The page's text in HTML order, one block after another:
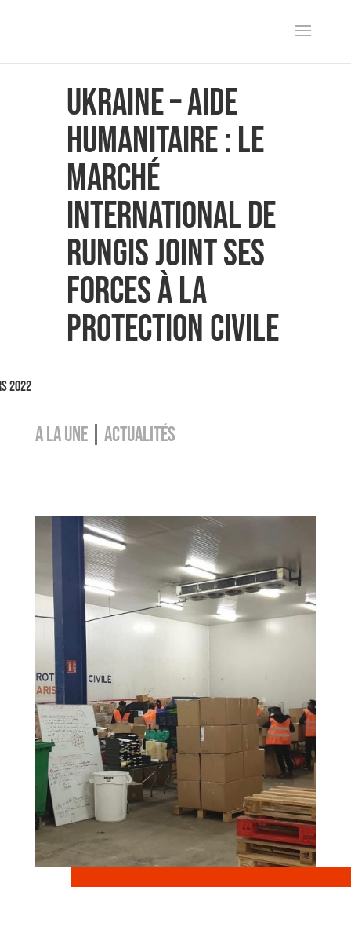
Ukraine – Aide
humanitaire : le
Marché
International de
Rungis joint ses
forces à la
Protection Civile
2022
A LA UNE| ACTUALITÉS